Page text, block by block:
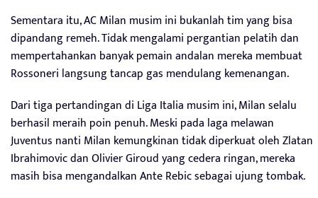
Sementara itu, AC Milan musim ini bukanlah tim yang bisa
dipandang remeh. Tidak mengalami pergantian pelatih dan
mempertahankan banyak pemain andalan mereka membuat
Rossoneri langsung tancap gas mendulang kemenangan.
Dari tiga pertandingan di Liga Italia musim ini, Milan selalu
berhasil meraih poin penuh. Meski pada laga melawan
Juventus nanti Milan kemungkinan tidak diperkuat oleh Zlatan
Ibrahimovic dan Olivier Giroud yang cedera ringan, mereka
masih bisa mengandalkan Ante Rebic sebagai ujung tombak.